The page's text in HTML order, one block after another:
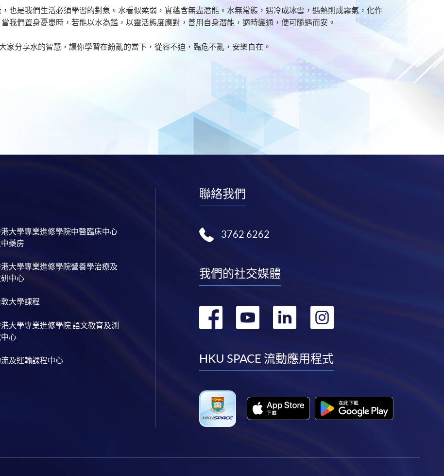
也是我們生活必須學習的對象。水看似柔弱，實蘊含無盡潛能。水無常態，遇冷成冰雪，遇熱則成霧氣，化作
我們置身憂患時，若能以水為鑑，以靈活態度應對，善用自身潛能，適時變通，便可隨遇而安。
家分享水的智慧，讓你學習在紛亂的當下，從容不迫，臨危不亂，安樂自在。
大學專業進修學院中醫臨床中心
藥房
大學專業進修學院營養學治療及
中心
大學課程
大學專業進修學院 語文教育及測
心
及運輸課程中心
聯絡我們
3762 6262
我們的社交媒體
轉
facebook
轉
youtube
轉
linkedin
轉
instagram
HKU SPACE 流動應用程式